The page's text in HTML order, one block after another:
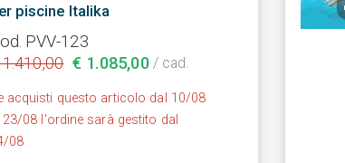
piscine Italika
PVV-123
€ 1.085,00/ cad.
acquisti questo articolo dal 10/08
23/08 l'ordine sarà gestito dal
08